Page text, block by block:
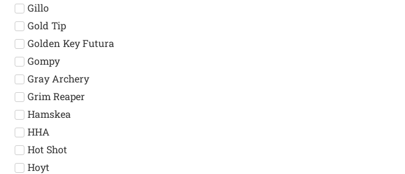
Gillo
Gold Tip
Golden Key Futura
Gompy
Gray Archery
Grim Reaper
Hamskea
HHA
Hot Shot
Hoyt